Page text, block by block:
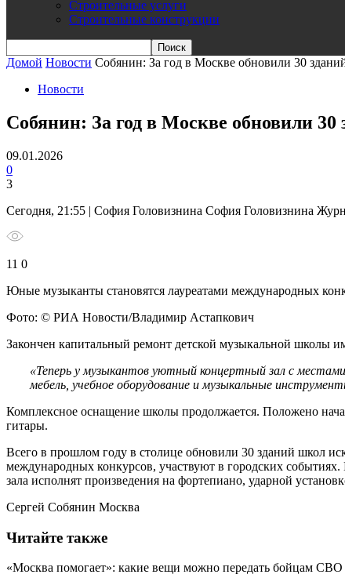
Строительные услуги
Строительные конструкции
Домой Новости Собянин: За год в Москве обновили 30
Новости
Собянин: За год в Москве обновили 30
09.01.2026
0
3
Сегодня, 21:55 | София Головизнина София Головизнина
11 0
Юные музыканты становятся лауреатами международных
Фото: © РИА Новости/Владимир Астапкович
Закончен капитальный ремонт детской музыкальной школы
«Теперь у музыкантов уютный концертный зал с местами
мебель, учебное оборудование и музыкальные
Комплексное оснащение школы продолжается. Положено
гитары.
Всего в прошлом году в столице обновили 30 зданий школ
международных конкурсов, участвуют в городских
зала исполнят произведения на фортепиано, ударной
Сергей Собянин Москва
Читайте также
«Москва помогает»: какие вещи можно передать бойцам СВО